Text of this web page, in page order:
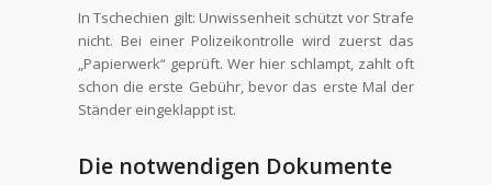
In Tschechien gilt: Unwissenheit schützt vor Strafe
nicht. Bei einer Polizeikontrolle wird zuerst das
„Papierwerk“ geprüft. Wer hier schlampt, zahlt oft
schon die erste Gebühr, bevor das erste Mal der
Ständer eingeklappt ist.
Die notwendigen Dokumente